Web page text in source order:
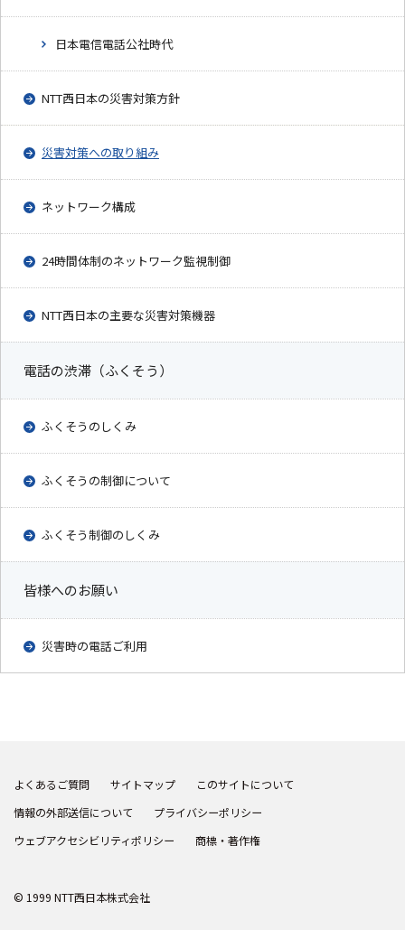
日本電信電話公社時代
NTT西日本の災害対策方針
災害対策への取り組み
ネットワーク構成
24時間体制のネットワーク監視制御
NTT西日本の主要な災害対策機器
電話の渋滞（ふくそう）
ふくそうのしくみ
ふくそうの制御について
ふくそう制御のしくみ
皆様へのお願い
災害時の電話ご利用
よくあるご質問 サイトマップ
このサイトについて
情報の外部送信について
プライバシーポリシー
ウェブアクセシビリティポリシー
商標・著作権
© 1999 NTT西日本株式会社